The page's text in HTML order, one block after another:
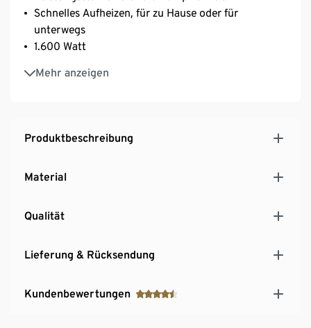
Schnelles Aufheizen, für zu Hause oder für
unterwegs
1.600 Watt
Mehr anzeigen
Dampfstoßtaste
Abnehmbarer 220-ml-Wassertank
Produktbeschreibung
Material
Qualität
Lieferung & Rücksendung
Kundenbewertungen